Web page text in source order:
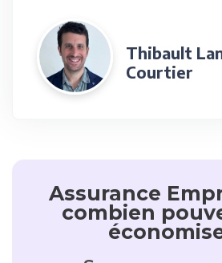
Thibault
Courtier
Assurance
combien